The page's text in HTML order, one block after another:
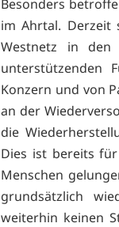
Besonders
im Ahrtal. Derzeit
Westnetz in den
unterstützenden
Konzern und von
an der
die
Dies ist bereits
Menschen
grundsätzlich
weiterhin keinen